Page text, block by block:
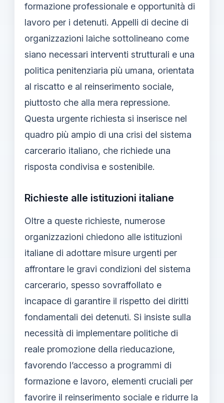
formazione professionale e opportunità di
lavoro per i detenuti. Appelli di decine di
organizzazioni laiche sottolineano come
siano necessari interventi strutturali e una
politica penitenziaria più umana, orientata
al riscatto e al reinserimento sociale,
piuttosto che alla mera repressione.
Questa urgente richiesta si inserisce nel
quadro più ampio di una crisi del sistema
carcerario italiano, che richiede una
risposta condivisa e sostenibile.
Richieste alle istituzioni italiane
Oltre a queste richieste, numerose
organizzazioni chiedono alle istituzioni
italiane di adottare misure urgenti per
affrontare le gravi condizioni del sistema
carcerario, spesso sovraffollato e
incapace di garantire il rispetto dei diritti
fondamentali dei detenuti. Si insiste sulla
necessità di implementare politiche di
reale promozione della rieducazione,
favorendo l’accesso a programmi di
formazione e lavoro, elementi cruciali per
favorire il reinserimento sociale e ridurre la